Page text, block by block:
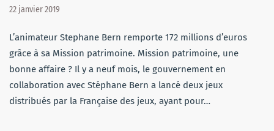
22 janvier 2019
L’animateur Stephane Bern remporte 172 millions d’euros
grâce à sa Mission patrimoine. Mission patrimoine, une
bonne affaire ? Il y a neuf mois, le gouvernement en
collaboration avec Stéphane Bern a lancé deux jeux
distribués par la Française des jeux, ayant pour…